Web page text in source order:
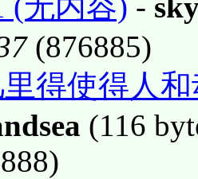
(876885)
得使得人
(116